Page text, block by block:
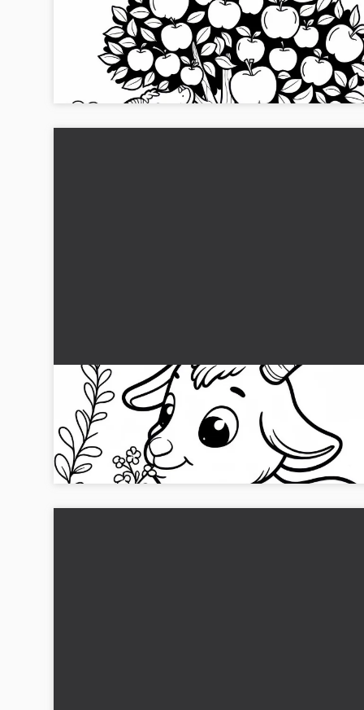
Gedder hopper op i æbletræet for at spise et
æble: Simpelt farvelægningsbillede (Gratis)
En nysgerrig ged hopper ved et æbletræ. Hent nu denne
gratis malebog!...
Ged til græssende ged: Enkel maling skabelon
(Gratis)
Hent vores gratis malebillede af en ged, der gynækker på
busk. Download det nu og mal!...